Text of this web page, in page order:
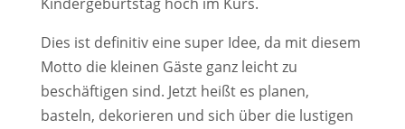
Dies ist definitiv eine super Idee, da mit diesem
Motto die kleinen Gäste ganz leicht zu
beschäftigen sind. Jetzt heißt es planen,
basteln, dekorieren und sich über die lustigen